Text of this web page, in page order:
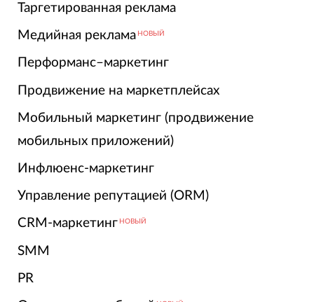
Таргетированная реклама
Медийная реклама НОВЫЙ
Перформанс–маркетинг
Продвижение на маркетплейсах
Мобильный маркетинг (продвижение
мобильных приложений)
Инфлюенс-маркетинг
Управление репутацией (ORM)
CRM-маркетинг НОВЫЙ
SMM
PR